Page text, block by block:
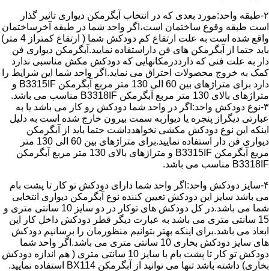
۲-طبقه واحد:مورد بعدی که در انتخاب آبگرمکن دیواری تاثیر گذار
است طبقه وقوع ساختمان است،اگر واحد شما در طبقه آخرساختمان
واقع شده است به علت ارتفاع کم دودکش شما ( ارتفاع کمتراز 4 متر)
باید حتما از آبگرمکن های فن داراستفاده نمایید.آبگرمکن دیواری فن
دار به علت فنی که دارددرمکانهایی که دودکش مکش مناسبی ندارد
کمک به خروج محصولات احتراق می نماید.اگر واحد شما این شرایط را
دارد برای متراژهای بین 60 الی 130 متر مربع آبگرمکن B3315IF و
متراژهای بالای 130 متر مربع آبگرمکن B3318IF مناسب می باشد.
۳-نوع دودکش واحد:اگر در واحد شما دودکش رو کار می باشد یا به
عبارتی دیگراز پنجره یا دیواربه سمت بیرون خارج شده است به دلیل
اینکه این نوع دودکش مکشی نخواهدداشت حتما باید از آبگرمکن
دیواری فن دار استفاده نمایید.برای متراژهای بین 60 الی 130 متر
مربع آبگرمکن B3315IF و متراژهای بالای 130 متر مربع آبگرمکن
B3318IF مناسب می باشد.
۴-سایز دودکش واحد:اگر واحد شما دارای دودکش تو کار تا پشت بام
می باشد سایز این دودکش تعیین کننده نوع آبگرمکن دیواری انتخابی
شما می باشد.در کل دودکش های توکار در دو سایز 10 سانتی متری و
15 سانتی متری می باشد به عبارت دیگر قطر دودکش داخل کار این
ابعاد می باشد.برای اینکه بهتر بتوانیم منظورمان را برسانیم دودکش
های سایز دودکش بخاری 10 سانتی متری می باشد.اگر واحد شما
دودکش تو کار تا پشت بام با سایز 10 سانتی متری ( هم اندازه دودکش
بخاری) داشته باشد تنها می توانید از آبگرمکن BX114 استفاده نمایید.